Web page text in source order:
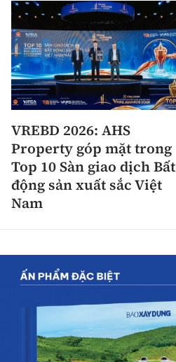
VREBD 2026: AHS
Property góp mặt trong
Top 10 Sàn giao dịch Bất
động sản xuất sắc Việt
Nam